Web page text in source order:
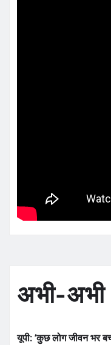
अभी-अभी
यूपी: ‘कुछ लोग जीवन भर